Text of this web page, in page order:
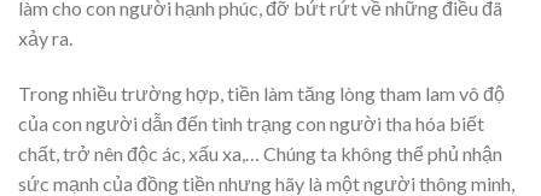
làm cho con người hạnh phúc, đỡ bứt rứt về những điều đã
xảy ra.
Trong nhiều trường hợp, tiền làm tăng lòng tham lam vô độ
của con người dẫn đến tình trạng con người tha hóa biết
chất, trở nên độc ác, xấu xa,… Chúng ta không thể phủ nhận
sức mạnh của đồng tiền nhưng hãy là một người thông minh,